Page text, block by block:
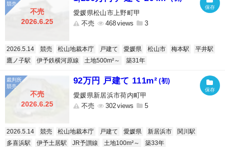
不売
2026.6.25
愛媛県松山市上野町甲
不売
468 3
2026.5.14 競売 松山地裁本庁 戸建て 愛媛県 松山市 梅本駅
平井駅
鷹ノ子駅
伊予鉄横河原線 土地500m²～ 築31年
不売
2026.6.25
92万円 戸建て 111m² (初)
愛媛県新居浜市荷内町甲
不売
302 5
2026.5.14 競売 松山地裁本庁 戸建て 愛媛県 新居浜市
関川駅
多喜浜駅
伊予土居駅 JR予讃線 土地100m²～ 築33年